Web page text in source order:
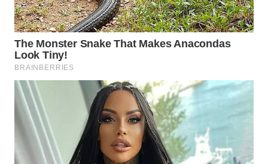
WAHANANEWS
WAHANA
SPORT
WAHANA
UMKM
WAHANA